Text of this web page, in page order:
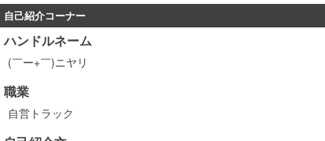
自己紹介コーナー
ハンドルネーム
(￣ー+￣)ニヤリ
職業
自営トラック